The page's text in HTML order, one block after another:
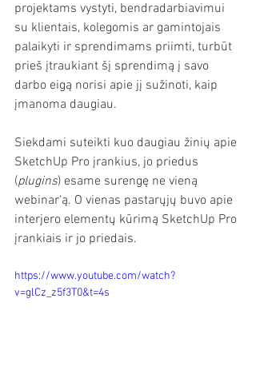
projektams vystyti, bendradarbiavimui
su klientais, kolegomis ar gamintojais
palaikyti ir sprendimams priimti, turbūt
prieš įtraukiant šį sprendimą į savo
darbo eigą norisi apie jį sužinoti, kaip
įmanoma daugiau.
Siekdami suteikti kuo daugiau žinių apie
SketchUp Pro įrankius, jo priedus
(plugins) esame surengę ne vieną
webinar‘ą. O vienas pastarųjų buvo apie
interjero elementų kūrimą SketchUp Pro
įrankiais ir jo priedais.
https://www.youtube.com/watch?
v=glCz_z5f3T0&t=4s